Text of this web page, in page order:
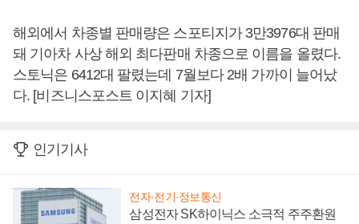
해외에서 차종별 판매량은 스포티지가 3만3976대 판매
돼 기아차 사상 해외 최다판매 차종으로 이름을 올렸다.
스토닉은 6412대 팔렸는데 7월보다 2배 가까이 늘어났
다. [비즈니스포스트 이지혜 기자]
인기기사
전자·전기·정보통신
삼성전자 SK하이닉스 소극적 주주환원